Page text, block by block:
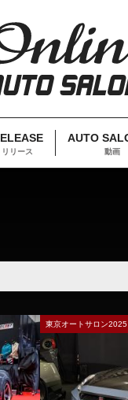
リリース
AUTO
動画
東京オートサロン2025